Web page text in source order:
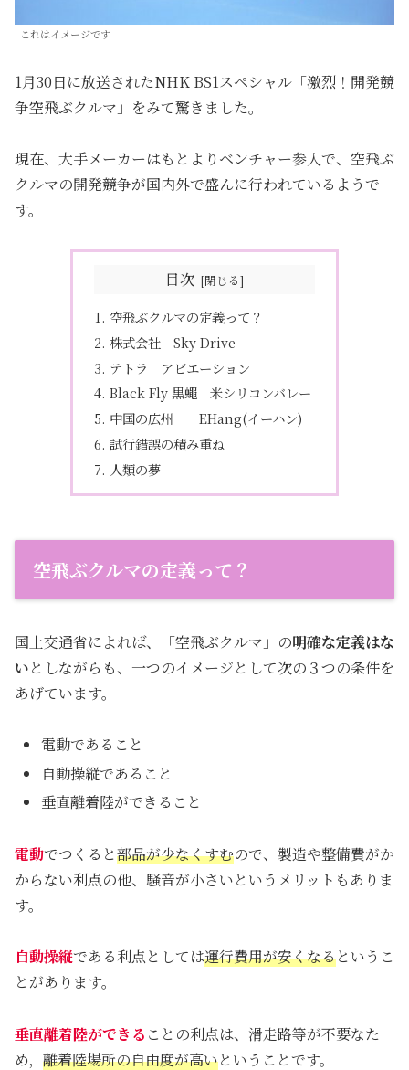
これはイメージです
1月30日に放送されたNHK BS1スペシャル「激烈！開発競
争空飛ぶクルマ」をみて驚きました。
現在、大手メーカーはもとよりベンチャー参入で、空飛ぶ
クルマの開発競争が国内外で盛んに行われているようで
す。
目次
空飛ぶクルマの定義って？
株式会社 Sky Drive
テトラ アビエーション
Black Fly 黒蠅 米シリコンバレー
中国の広州 EHang(イーハン)
試行錯誤の積み重ね
人類の夢
空飛ぶクルマの定義って？
国土交通省によれば、「空飛ぶクルマ」の明確な定義はな
いとしながらも、一つのイメージとして次の３つの条件を
あげています。
電動であること
自動操縦であること
垂直離着陸ができること
電動でつくると部品が少なくすむので、製造や整備費がか
からない利点の他、騒音が小さいというメリットもありま
す。
自動操縦である利点としては運行費用が安くなるというこ
とがあります。
垂直離着陸ができる ことの利点は、滑走路等が不要なた
め， 離着陸場所の自由度が高いということです。